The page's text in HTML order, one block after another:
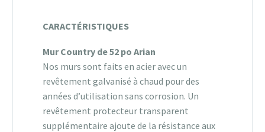
CARACTÉRISTIQUES
Mur Country de 52 po Arian
Nos murs sont faits en acier avec un
revêtement galvanisé à chaud pour des
années d’utilisation sans corrosion. Un
revêtement protecteur transparent
supplémentaire ajoute de la résistance aux